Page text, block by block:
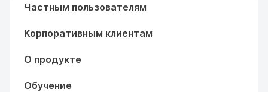
Частным пользователям
Корпоративным клиентам
О продукте
Обучение